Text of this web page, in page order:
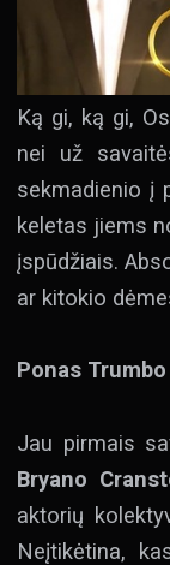
Ką gi, ką gi,
nei už
sekmadienio į
keletas jiems
įspūdžiais.
ar kitokio
Ponas
Jau pirmais
Bryano
aktorių
Neįtikėtina,